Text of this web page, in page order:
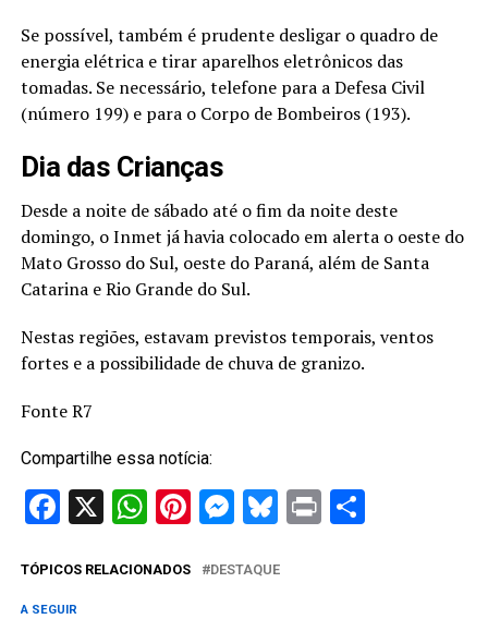
Se possível, também é prudente desligar o quadro de
energia elétrica e tirar aparelhos eletrônicos das
tomadas. Se necessário, telefone para a Defesa Civil
(número 199) e para o Corpo de Bombeiros (193).
Dia das Crianças
Desde a noite de sábado até o fim da noite deste
domingo, o Inmet já havia colocado em alerta o oeste do
Mato Grosso do Sul, oeste do Paraná, além de Santa
Catarina e Rio Grande do Sul.
Nestas regiões, estavam previstos temporais, ventos
fortes e a possibilidade de chuva de granizo.
Fonte R7
Compartilhe essa notícia:
Facebook
X WhatsApp
Pinterest
Messenger
Bluesky
PrintShare
TÓPICOS RELACIONADOS DESTAQUE
A SEGUIR